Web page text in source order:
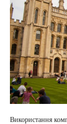
Використання